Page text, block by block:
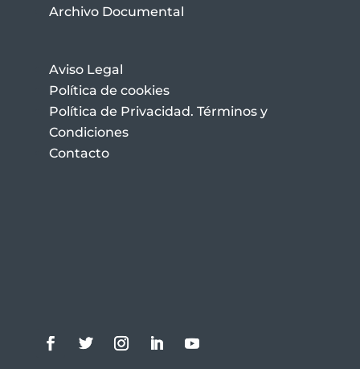
Archivo Documental
Aviso Legal
Política de cookies
Política de Privacidad. Términos y
Condiciones
Contacto